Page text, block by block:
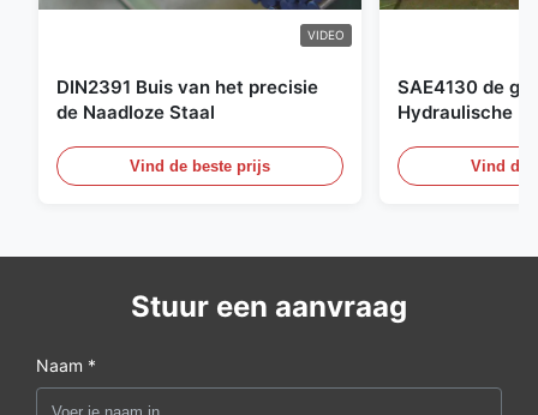
VIDEO
DIN2391 Buis van het precisie
de Naadloze Staal
Vind de beste prijs
SAE4130 de
Hydraulische
Vind de
Stuur een aanvraag
Naam *